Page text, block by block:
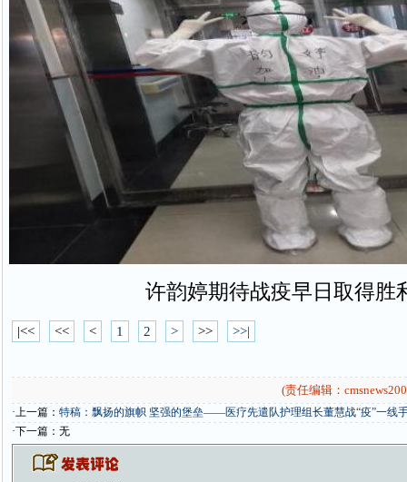
许韵婷期待战疫早日取得胜
|<< << < 1 2 > >> >>|
(责任编辑：
·上一篇： 特稿：飘扬的旗帜 坚强的堡垒——医疗先遣队护理组长董慧战“疫”一线
·下一篇：无